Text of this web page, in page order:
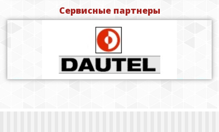
Сервисные партнеры